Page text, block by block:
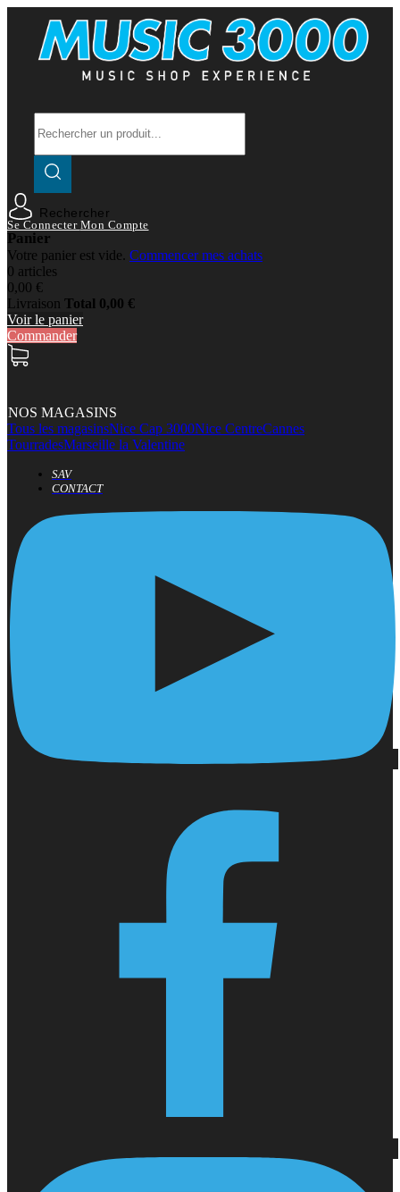
Rechercher
Se Connecter Mon Compte
Panier
Votre panier est vide. Commencer mes achats
0 articles
0,00 €
Livraison Total 0,00 €
Voir le panier
Commander
NOS MAGASINS
Tous les magasinsNice Cap 3000Nice CentreCannes
TourradesMarseille la Valentine
SAV
CONTACT